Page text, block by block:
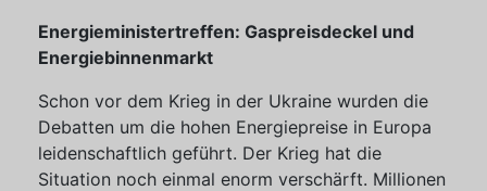
Energieministertreffen: Gaspreisdeckel und
Energiebinnenmarkt
Schon vor dem Krieg in der Ukraine wurden die
Debatten um die hohen Energiepreise in Europa
leidenschaftlich geführt. Der Krieg hat die
Situation noch einmal enorm verschärft. Millionen